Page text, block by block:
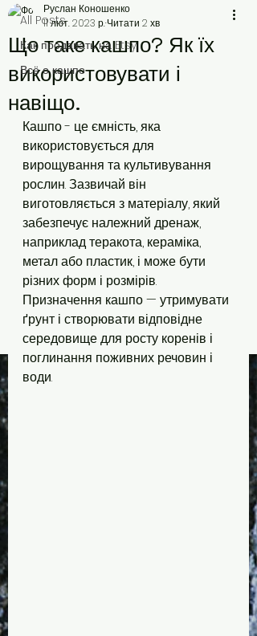
All Posts
Как продавать на Etsy
Всё о кашпо
Що таке кашпо? Як їх
використовувати і
навіщо.
Руслан Коношенко
11 лют. 2023 р.Читати 2 хв
Кашпо - це ємність, яка
використовується для
вирощування та культивування
рослин. Зазвичай він
виготовляється з матеріалу, який
забезпечує належний дренаж,
наприклад теракота, кераміка,
метал або пластик, і може бути
різних форм і розмірів.
Призначення кашпо — утримувати
ґрунт і створювати відповідне
середовище для росту коренів і
поглинання поживних речовин і
води.